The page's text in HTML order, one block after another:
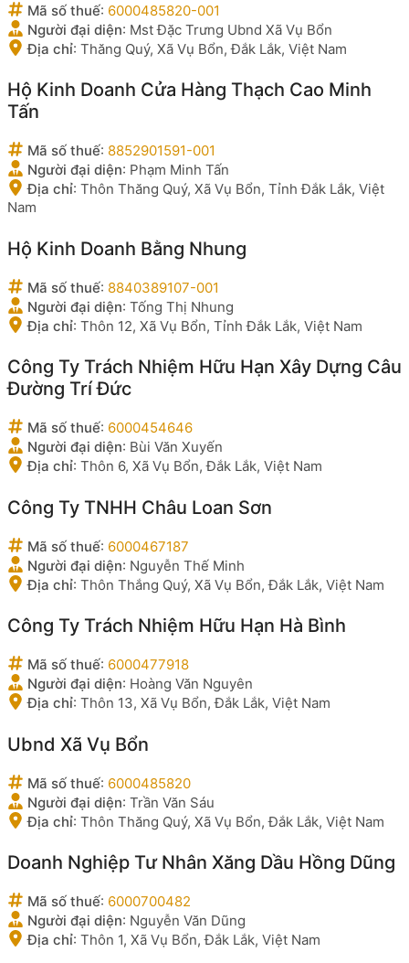
Mã số thuế: 6000485820-001
Người đại diện: Mst Đặc Trưng Ubnd Xã Vụ Bổn
Địa chỉ: Thăng Quý, Xã Vụ Bổn, Đắk Lắk, Việt Nam
Hộ Kinh Doanh Cửa Hàng Thạch Cao Minh
Tấn
Mã số thuế: 8852901591-001
Người đại diện: Phạm Minh Tấn
Địa chỉ: Thôn Thăng Quý, Xã Vụ Bổn, Tỉnh Đắk Lắk, Việt
Nam
Hộ Kinh Doanh Bằng Nhung
Mã số thuế: 8840389107-001
Người đại diện: Tống Thị Nhung
Địa chỉ: Thôn 12, Xã Vụ Bổn, Tỉnh Đắk Lắk, Việt Nam
Công Ty Trách Nhiệm Hữu Hạn Xây Dựng Câu
Đường Trí Đức
Mã số thuế: 6000454646
Người đại diện: Bùi Văn Xuyến
Địa chỉ: Thôn 6, Xã Vụ Bổn, Đắk Lắk, Việt Nam
Công Ty TNHH Châu Loan Sơn
Mã số thuế: 6000467187
Người đại diện: Nguyễn Thế Minh
Địa chỉ: Thôn Thắng Quý, Xã Vụ Bổn, Đắk Lắk, Việt Nam
Công Ty Trách Nhiệm Hữu Hạn Hà Bình
Mã số thuế: 6000477918
Người đại diện: Hoàng Văn Nguyên
Địa chỉ: Thôn 13, Xã Vụ Bổn, Đắk Lắk, Việt Nam
Ubnd Xã Vụ Bổn
Mã số thuế: 6000485820
Người đại diện: Trần Văn Sáu
Địa chỉ: Thôn Thăng Quý, Xã Vụ Bổn, Đắk Lắk, Việt Nam
Doanh Nghiệp Tư Nhân Xăng Dầu Hồng Dũng
Mã số thuế: 6000700482
Người đại diện: Nguyễn Văn Dũng
Địa chỉ: Thôn 1, Xã Vụ Bổn, Đắk Lắk, Việt Nam